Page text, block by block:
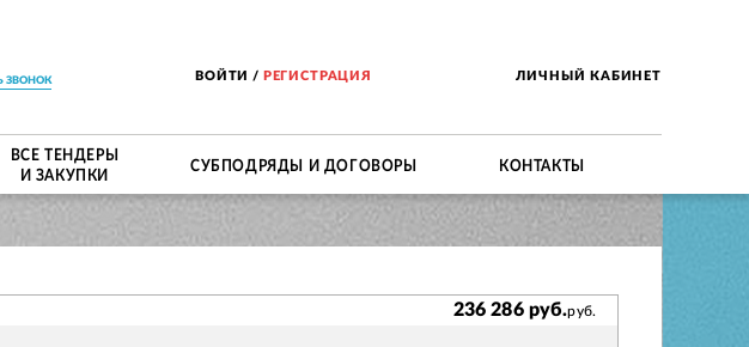
ЗВОНОК ВОЙТИ / РЕГИСТРАЦИЯ ЛИЧНЫЙ КАБИНЕТ
ВСЕ ТЕНДЕРЫ
И ЗАКУПКИ
СУБПОДРЯДЫ И ДОГОВОРЫ КОНТАКТЫ
236 286 руб.руб.